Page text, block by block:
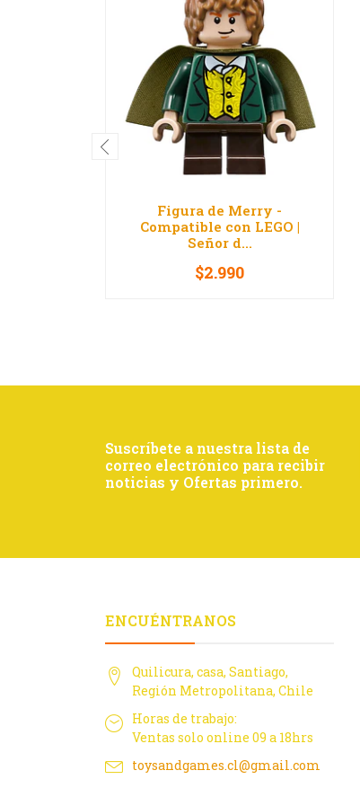
Figura de Merry -
Compatible con LEGO |
Señor d...
+
$2.990
Suscríbete a nuestra lista de
correo electrónico para recibir
noticias y Ofertas primero.
ENCUÉNTRANOS
Quilicura, casa, Santiago,
Región Metropolitana, Chile
Horas de trabajo:
Ventas solo online 09 a 18hrs
toysandgames.cl@gmail.com